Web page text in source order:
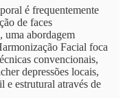
é frequentemente
de faces
uma abordagem
Facial foca
convencionais,
depressões locais,
e estrutural através de